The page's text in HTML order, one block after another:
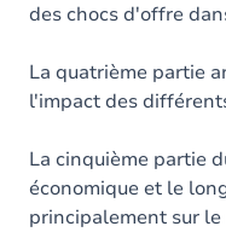
des chocs d'offre
La quatrième partie
l'impact des
La cinquième partie
économique et le
principalement sur